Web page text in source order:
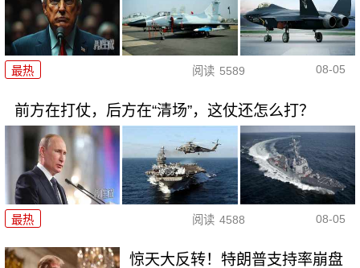
最热 阅读 5589 08-05
前方在打仗，后方在“清场”，这仗还怎么打？
最热 阅读 4588 08-05
惊天大反转！特朗普支持率崩盘